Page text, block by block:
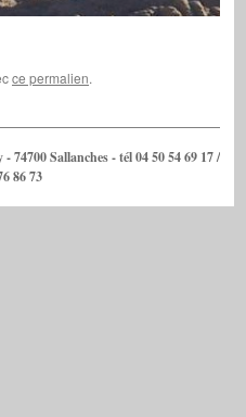
ce permalien.
Sallanches - tél 04 50 54 69 17 /
86 73